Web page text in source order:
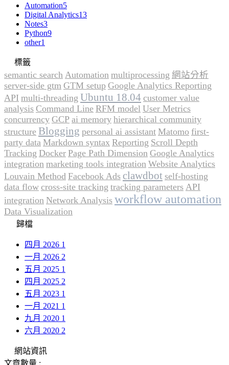
Automation5
Digital Analytics13
Notes3
Python9
other1
標籤
semantic search Automation multiprocessing 網站分析
server-side gtm GTM setup Google Analytics Reporting
API multi-threading Ubuntu 18.04 customer value
analysis Command Line RFM model User Metrics
concurrency GCP ai memory hierarchical community
structure Blogging personal ai assistant Matomo first-
party data Markdown syntax Reporting Scroll Depth
Tracking Docker Page Path Dimension Google Analytics
integration marketing tools integration Website Analytics
Louvain Method Facebook Ads clawdbot self-hosting
data flow cross-site tracking tracking parameters API
integration Network Analysis workflow automation
Data Visualization
歸檔
四月 2026 1
一月 2026 2
五月 2025 1
四月 2025 2
五月 2023 1
一月 2021 1
九月 2020 1
六月 2020 2
網站資訊
文章數量 :